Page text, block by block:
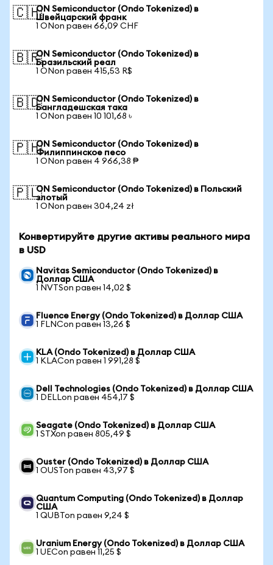
🇨🇭ON Semiconductor (Ondo Tokenized) в
Швейцарский франк
1 ONon равен 66,09 CHF
🇧🇷ON Semiconductor (Ondo Tokenized) в
Бразильский реал
1 ONon равен 415,53 R$
🇧🇩ON Semiconductor (Ondo Tokenized) в
Бангладешская така
1 ONon равен 10 101,68 ৳
🇵🇭ON Semiconductor (Ondo Tokenized) в
Филиппинское песо
1 ONon равен 4 966,38 ₱
🇵🇱ON Semiconductor (Ondo Tokenized) в Польский
злотый
1 ONon равен 304,24 zł
Конвертируйте другие активы реального мира
в USD
Navitas Semiconductor (Ondo Tokenized) в
Доллар США
1 NVTSon равен 14,02 $
Fluence Energy (Ondo Tokenized) в Доллар США
1 FLNCon равен 13,26 $
KLA (Ondo Tokenized) в Доллар США
1 KLACon равен 1 991,28 $
Dell Technologies (Ondo Tokenized) в Доллар США
1 DELLon равен 454,17 $
Seagate (Ondo Tokenized) в Доллар США
1 STXon равен 805,49 $
Ouster (Ondo Tokenized) в Доллар США
1 OUSTon равен 43,97 $
Quantum Computing (Ondo Tokenized) в Доллар
США
1 QUBTon равен 9,24 $
Uranium Energy (Ondo Tokenized) в Доллар США
1 UECon равен 11,25 $